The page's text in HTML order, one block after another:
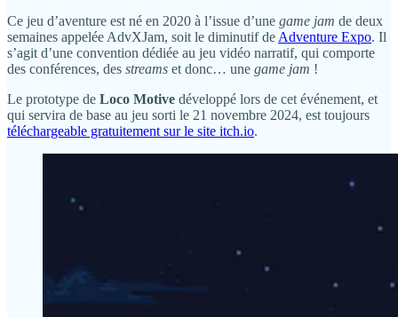
Ce jeu d’aventure est né en 2020 à l’issue d’une game jam de deux
semaines appelée AdvXJam, soit le diminutif de Adventure Expo. Il
s’agit d’une convention dédiée au jeu vidéo narratif, qui comporte
des conférences, des streams et donc… une game jam !
Le prototype de Loco Motive développé lors de cet événement, et
qui servira de base au jeu sorti le 21 novembre 2024, est toujours
téléchargeable gratuitement sur le site itch.io.